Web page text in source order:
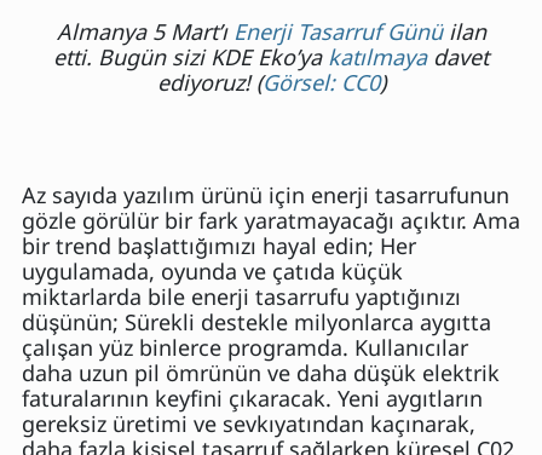
Almanya 5 Mart’ı Enerji Tasarruf Günüilan
etti. Bugün sizi KDE Eko’ya katılmayadavet
ediyoruz! (Görsel: CC0)
Az sayıda yazılım ürünü için enerji tasarrufunun
gözle görülür bir fark yaratmayacağı açıktır. Ama
bir trend başlattığımızı hayal edin; Her
uygulamada, oyunda ve çatıda küçük
miktarlarda bile enerji tasarrufu yaptığınızı
düşünün; Sürekli destekle milyonlarca aygıtta
çalışan yüz binlerce programda. Kullanıcılar
daha uzun pil ömrünün ve daha düşük elektrik
faturalarının keyfini çıkaracak. Yeni aygıtların
gereksiz üretimi ve sevkıyatından kaçınarak,
daha fazla kişisel tasarruf sağlarken küresel C02